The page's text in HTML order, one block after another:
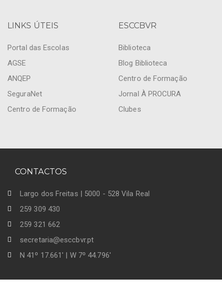
LINKS ÚTEIS
Portal das Escolas
AGSE
ANQEP
SeguraNet
Centro de Formação
ESCCBVR
Biblioteca
Blog Biblioteca
Centro de Formação
Jornal À PROCURA
Clubes
CONTACTOS
Largo dos Freitas | 5000 - 528 Vila Real
259 309 430
259 321 662
secretaria@esccbvr.pt
N 41º 17.661' | W 7º 44.796'